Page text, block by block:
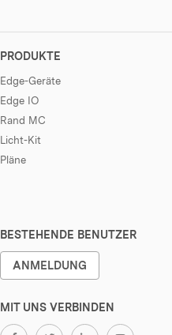
PRODUKTE
Edge-Geräte
Edge IO
Rand MC
Licht-Kit
Pläne
BESTEHENDE BENUTZER
ANMELDUNG
MIT UNS VERBINDEN